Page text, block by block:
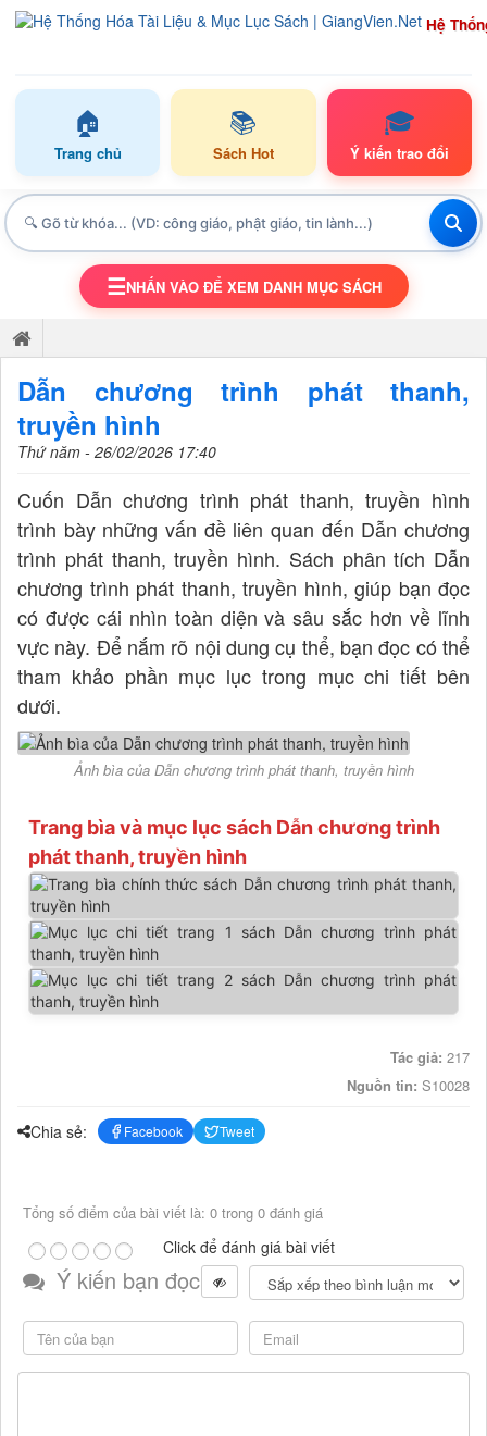
Hệ
🏠
Trang chủ
📚
Sách Hot
🎓
Ý kiến trao đổi
TOGGLE NAVIGATION
☰NHẤN VÀO ĐỂ XEM DANH MỤC SÁCH
Dẫn chương trình phát thanh,
truyền hình
Thứ năm - 26/02/2026 17:40
Cuốn Dẫn chương trình phát thanh, truyền hình
trình bày những vấn đề liên quan đến Dẫn chương
trình phát thanh, truyền hình. Sách phân tích Dẫn
chương trình phát thanh, truyền hình, giúp bạn đọc
có được cái nhìn toàn diện và sâu sắc hơn về lĩnh
vực này. Để nắm rõ nội dung cụ thể, bạn đọc có thể
tham khảo phần mục lục trong mục chi tiết bên
dưới.
Ảnh bìa của Dẫn chương trình phát thanh, truyền hình
Trang bìa và mục lục sách Dẫn chương trình
phát thanh, truyền hình
Tác giả: 217
Nguồn tin: S10028
Chia sẻ: Facebook Tweet
Tổng số điểm của bài viết là: 0 trong 0 đánh giá
Click để đánh giá bài viết
Ý kiến bạn đọc